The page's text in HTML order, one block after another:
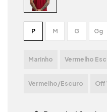
P M G Gg
Marinho Vermelho
Vermelho/Escuro Off